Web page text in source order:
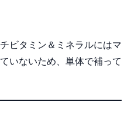
ビタミン＆ミネラルにはマ
いないため、単体で補って